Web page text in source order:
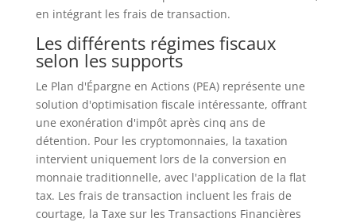
en intégrant les frais de transaction.
Les différents régimes fiscaux
selon les supports
Le Plan d'Épargne en Actions (PEA) représente une
solution d'optimisation fiscale intéressante, offrant
une exonération d'impôt après cinq ans de
détention. Pour les cryptomonnaies, la taxation
intervient uniquement lors de la conversion en
monnaie traditionnelle, avec l'application de la flat
tax. Les frais de transaction incluent les frais de
courtage, la Taxe sur les Transactions Financières